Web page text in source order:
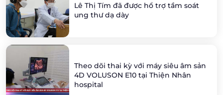
Lê Thị Tím đã được hổ trợ tầm soát
ung thư dạ dày
Theo dõi thai kỳ với máy siêu âm sản
4D VOLUSON E10 tại Thiện Nhân
hospital